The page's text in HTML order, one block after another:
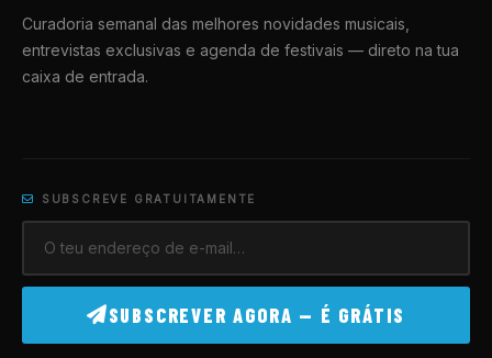
Curadoria semanal das melhores novidades musicais,
entrevistas exclusivas e agenda de festivais — direto na tua
caixa de entrada.
SUBSCREVE GRATUITAMENTE
SUBSCREVER AGORA — É GRÁTIS